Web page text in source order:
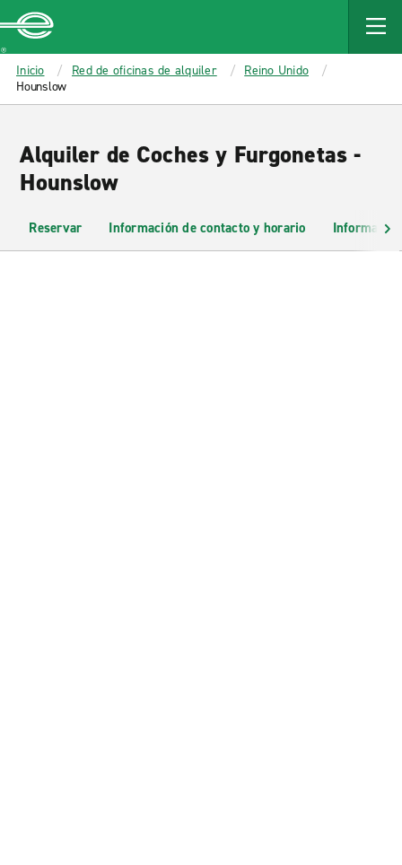
MAIN
CONTENT
Enterprise
Inicio Red de oficinas de alquiler
Reino Unido
Hounslow
Alquiler de Coches y Furgonetas -
Hounslow
Reservar Información de contacto y horario